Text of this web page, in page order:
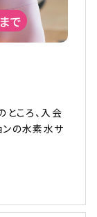
ころ、入会
ンの水素水サ